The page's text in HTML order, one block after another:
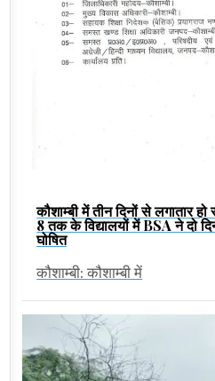
कौशाम्बी में तीन दिनों से लगातार
8 तक के विद्यालयों में BSA ने दो
घोषित
कौशाम्बी: कौशाम्बी में